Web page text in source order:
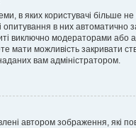
в яких користувачі більше
опитування в них автоматично
виключно модераторами або
мати можливість закривати
вам адміністратором.
автором зображення, які